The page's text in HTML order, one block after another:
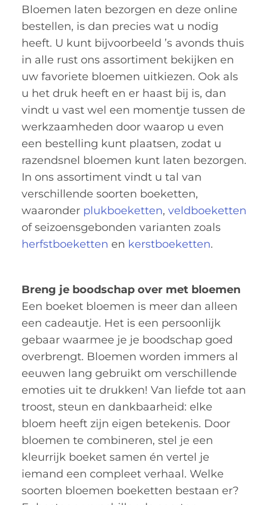
Bloemen laten bezorgen en deze online
bestellen, is dan precies wat u nodig
heeft. U kunt bijvoorbeeld ’s avonds thuis
in alle rust ons assortiment bekijken en
uw favoriete bloemen uitkiezen. Ook als
u het druk heeft en er haast bij is, dan
vindt u vast wel een momentje tussen de
werkzaamheden door waarop u even
een bestelling kunt plaatsen, zodat u
razendsnel bloemen kunt laten bezorgen.
In ons assortiment vindt u tal van
verschillende soorten boeketten,
waaronder plukboeketten, veldboeketten
of seizoensgebonden varianten zoals
herfstboeketten en kerstboeketten.
Breng je boodschap over met bloemen
Een boeket bloemen is meer dan alleen
een cadeautje. Het is een persoonlijk
gebaar waarmee je je boodschap goed
overbrengt. Bloemen worden immers al
eeuwen lang gebruikt om verschillende
emoties uit te drukken! Van liefde tot aan
troost, steun en dankbaarheid: elke
bloem heeft zijn eigen betekenis. Door
bloemen te combineren, stel je een
kleurrijk boeket samen én vertel je
iemand een compleet verhaal. Welke
soorten bloemen boeketten bestaan er?